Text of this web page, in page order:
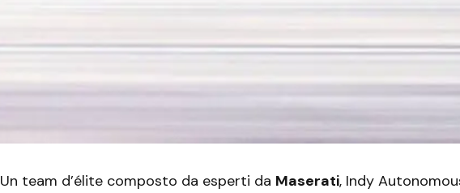
Un team d’élite composto da esperti da Maserati, Indy